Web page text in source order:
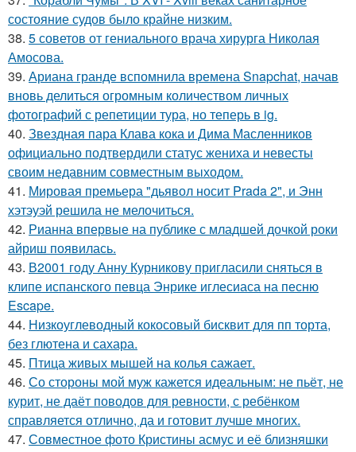
состояние судов было крайне низким.
38. 5 советов от гениального врача хирурга Николая
Амосова.
39. Ариана гранде вспомнила времена Snapchat, начав
вновь делиться огромным количеством личных
фотографий с репетиции тура, но теперь в ig.
40. Звездная пара Клава кока и Дима Масленников
официально подтвердили статус жениха и невесты
своим недавним совместным выходом.
41. Мировая премьера "дьявол носит Prada 2", и Энн
хэтэуэй решила не мелочиться.
42. Рианна впервые на публике с младшей дочкой роки
айриш появилась.
43. В2001 году Анну Курникову пригласили сняться в
клипе испанского певца Энрике иглесиаса на песню
Escape.
44. Низкоуглеводный кокосовый бисквит для пп торта,
без глютена и сахара.
45. Птица живых мышей на колья сажает.
46. Со стороны мой муж кажется идеальным: не пьёт, не
курит, не даёт поводов для ревности, с ребёнком
справляется отлично, да и готовит лучше многих.
47. Совместное фото Кристины асмус и её близняшки